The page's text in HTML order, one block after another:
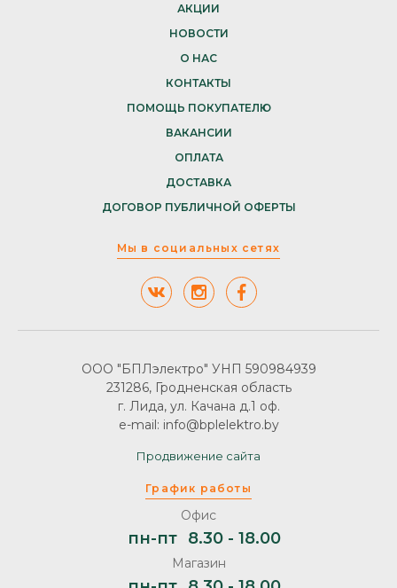
АКЦИИ
НОВОСТИ
О НАС
КОНТАКТЫ
ПОМОЩЬ ПОКУПАТЕЛЮ
ВАКАНСИИ
ОПЛАТА
ДОСТАВКА
ДОГОВОР ПУБЛИЧНОЙ ОФЕРТЫ
Мы в социальных сетях
График работы
Офис
пн-пт 8.30 - 18.00
Магазин
ООО "БПЛэлектро" УНП 590984939
231286, Гродненская область
г. Лида, ул. Качана д.1 оф.
e-mail: info@bplelektro.by
Продвижение сайта